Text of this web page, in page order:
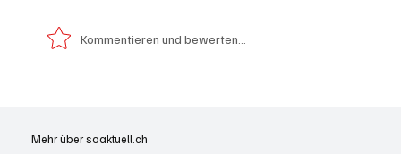
Kommentieren und bewerten...
Mehr über soaktuell.ch